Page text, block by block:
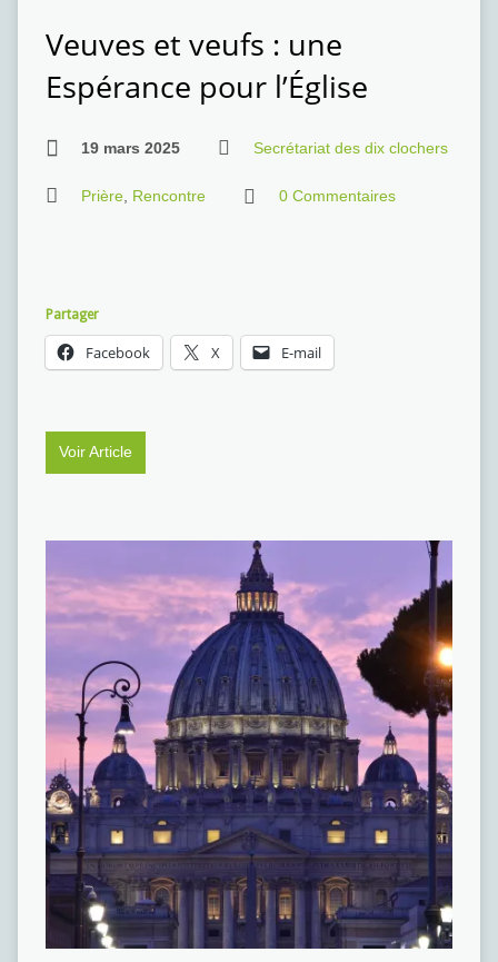
Veuves et veufs : une
Espérance pour l’Église
19 mars 2025 Secrétariat des dix clochers
Prière, Rencontre 0 Commentaires
Partager
Facebook X E-mail
Voir Article